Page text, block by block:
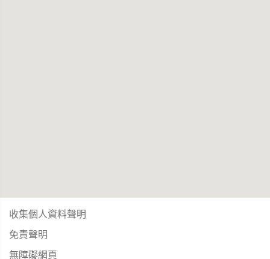
收集個人資料聲明
免責聲明
無障礙網頁